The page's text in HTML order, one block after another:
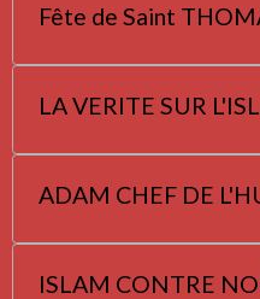
Fête de Saint
LA VERITE SUR
ADAM CHEF DE
ISLAM CONTRE